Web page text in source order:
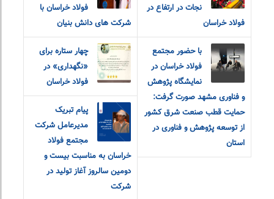
نجات در ارتفاع در
فولاد خراسان
فولاد خراسان با
شرکت های دانش بنیان
با حضور مجتمع
فولاد خراسان در
نمایشگاه پژوهش
و فناوری مشهد صورت گرفت:
حمایت قطب صنعت شرق کشور
از توسعه پژوهش و فناوری در
استان
چهار ستاره برای
«نگهداری» در
فولاد خراسان
پیام تبریک
مدیرعامل شرکت
مجتمع فولاد
خراسان به مناسبت بیست و
دومین سالروز آغاز تولید در
شرکت